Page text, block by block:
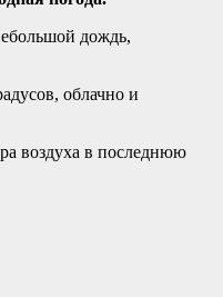
дождь,
облачно и
воздуха в последнюю